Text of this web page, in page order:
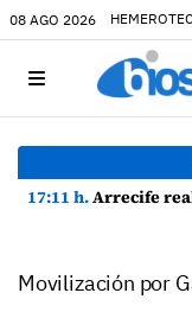
08 AGO 2026
17:11 h.Arrecife reabre la playa de El
Movilización por